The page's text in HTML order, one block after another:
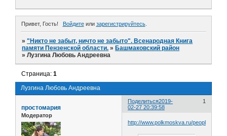
Привет, Гость! Войдитеили зарегистрируйтесь.
»"Никто не забыт, ничто не забыто". Всенародная Книга
памяти Пензенской области. » Башмаковский район
»Лузгина Любовь Андреевна
Лузгина Любовь Андреевна
Страница:1
Поделиться 1
2019-
02-27 20:39:58
простомария
Модератор
http://www.polkmoskva.ru/people/